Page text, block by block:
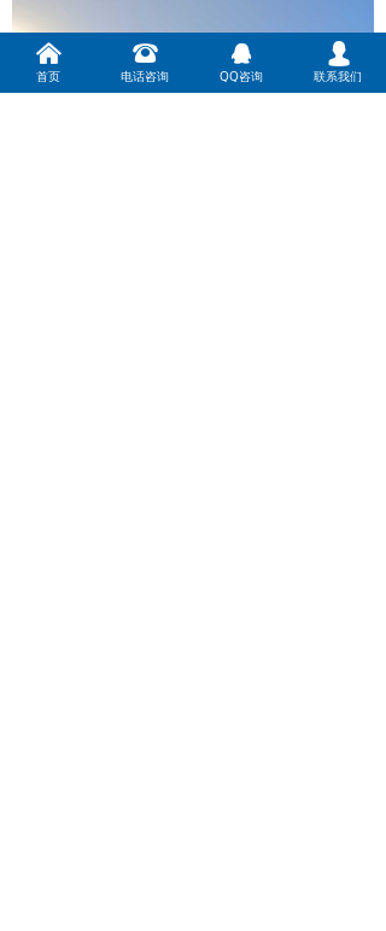
낀
首页
뀰
电话咨询
뀩
QQ咨询
넙
联系我们